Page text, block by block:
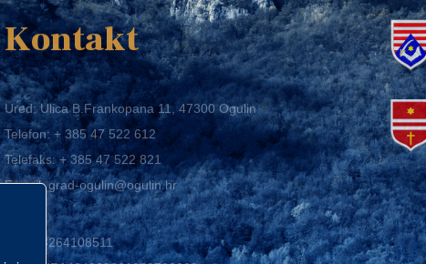
Ured: Ulica B.Frankopana 11, 47300 Ogulin
Telefon:+ 385 47 522 612
Telefaks:+ 385 47 522 821
E-mail:grad-ogulin@ogulin.hr
OIB: 58264108511
IBAN: HR1424020061829700009